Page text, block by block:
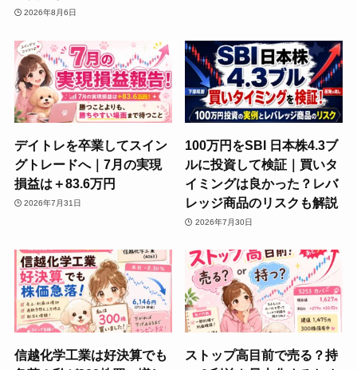
2026年8月6日
デイトレを卒業してスイン
グトレードへ｜7月の実現
損益は＋83.6万円
2026年7月31日
100万円をSBI 日本株4.3ブ
ルに投資して検証｜買いタ
イミングは良かった？レバ
レッジ商品のリスクも解説
2026年7月30日
信越化学工業は好決算でも
ストップ高目前で売る？持